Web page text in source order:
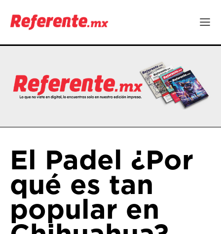
El Padel ¿Por
qué es tan
popular en